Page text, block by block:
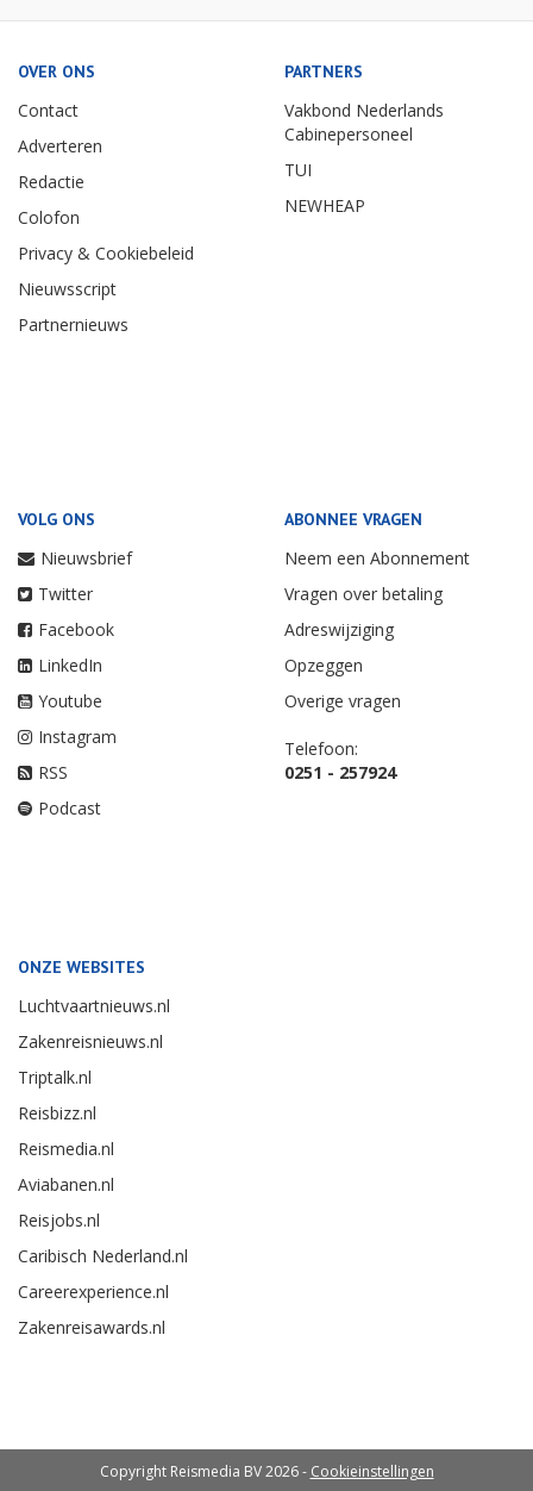
OVER ONS
Contact
Adverteren
Redactie
Colofon
Privacy & Cookiebeleid
Nieuwsscript
Partnernieuws
PARTNERS
Vakbond Nederlands
Cabinepersoneel
TUI
NEWHEAP
VOLG ONS
Nieuwsbrief
Twitter
Facebook
LinkedIn
Youtube
Instagram
RSS
Podcast
ABONNEE VRAGEN
Neem een Abonnement
Vragen over betaling
Adreswijziging
Opzeggen
Overige vragen
Telefoon:
0251 - 257924
ONZE WEBSITES
Luchtvaartnieuws.nl
Zakenreisnieuws.nl
Triptalk.nl
Reisbizz.nl
Reismedia.nl
Aviabanen.nl
Reisjobs.nl
Caribisch Nederland.nl
Careerexperience.nl
Zakenreisawards.nl
Copyright Reismedia BV 2026 - Cookieinstellingen